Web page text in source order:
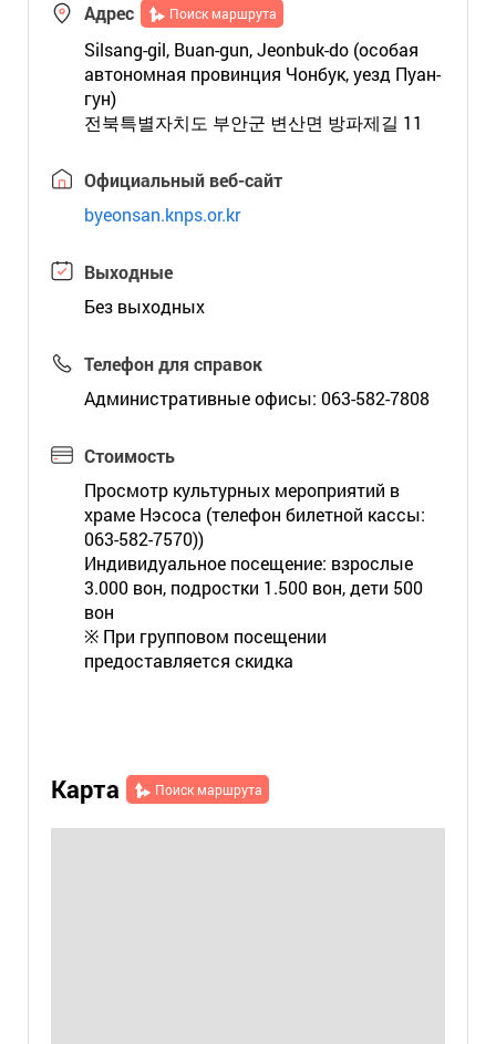
Адрес Поиск маршрута
Silsang-gil, Buan-gun, Jeonbuk-do (особая
автономная провинция Чонбук, уезд Пуан-
гун)
전북특별자치도 부안군 변산면 방파제길 11
Официальный веб-сайт
byeonsan.knps.or.kr
Выходные
Без выходных
Телефон для справок
Административные офисы: 063-582-7808
Стоимость
Просмотр культурных мероприятий в
храме Нэсоса (телефон билетной кассы:
063-582-7570))
Индивидуальное посещение: взрослые
3.000 вон, подростки 1.500 вон, дети 500
вон
※ При групповом посещении
предоставляется скидка
Карта Поиск маршрута